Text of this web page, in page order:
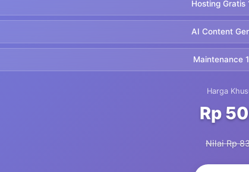
Hosting Gratis
AI Content
Maintenance
Harga
Rp
Nilai Rp